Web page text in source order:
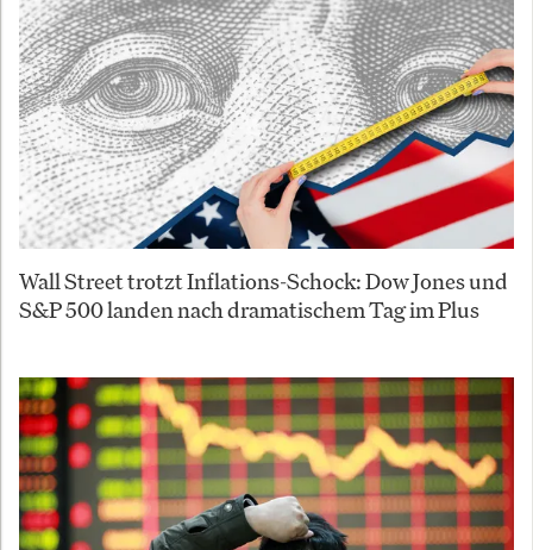
Wall Street trotzt Inflations-Schock: Dow Jones und
S&P 500 landen nach dramatischem Tag im Plus